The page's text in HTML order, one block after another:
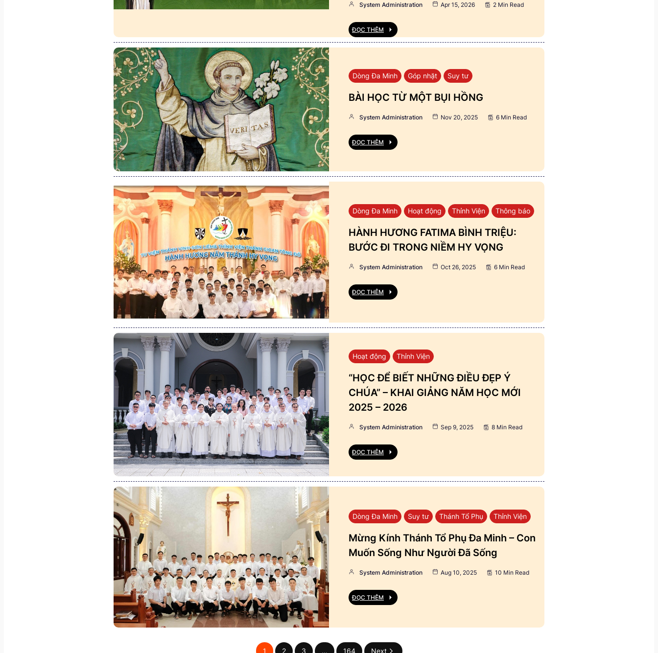
System Administration Apr 15, 2026 2 Min Read
ĐỌC THÊM
Dòng Đa Minh Góp nhặt Suy tư
BÀI HỌC TỪ MỘT BỤI HỒNG
System Administration Nov 20, 2025 6 Min Read
ĐỌC THÊM
Dòng Đa Minh Hoạt động Thỉnh Viện Thông báo
HÀNH HƯƠNG FATIMA BÌNH TRIỆU:
BƯỚC ĐI TRONG NIỀM HY VỌNG
System Administration Oct 26, 2025 6 Min Read
ĐỌC THÊM
Hoạt động Thỉnh Viện
“HỌC ĐỂ BIẾT NHỮNG ĐIỀU ĐẸP Ý
CHÚA” – KHAI GIẢNG NĂM HỌC MỚI
2025 – 2026
System Administration Sep 9, 2025 8 Min Read
ĐỌC THÊM
Dòng Đa Minh Suy tư Thánh Tổ Phụ Thỉnh Viện
Mừng Kính Thánh Tổ Phụ Đa Minh – Con
Muốn Sống Như Người Đã Sống
System Administration Aug 10, 2025 10 Min Read
ĐỌC THÊM
1 2 3 … 164 Next